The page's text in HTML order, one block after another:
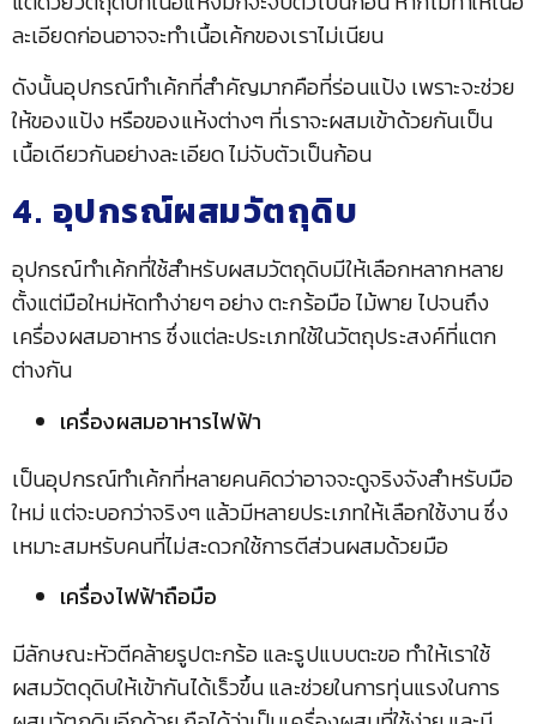
ละเอียดก่อนอาจจะทำเนื้อเค้กของเราไม่เนียน
ดังนั้นอุปกรณ์ทำเค้กที่สำคัญมากคือที่ร่อนแป้ง เพราะจะช่วย
ให้ของแป้ง หรือของแห้งต่างๆ ที่เราจะผสมเข้าด้วยกันเป็น
เนื้อเดียวกันอย่างละเอียด ไม่จับตัวเป็นก้อน
4. อุปกรณ์ผสมวัตถุดิบ
อุปกรณ์ทำเค้กที่ใช้สำหรับผสมวัตถุดิบมีให้เลือกหลากหลาย
ตั้งแต่มือใหม่หัดทำง่ายๆ อย่าง ตะกร้อมือ ไม้พาย ไปจนถึง
เครื่องผสมอาหาร ซึ่งแต่ละประเภทใช้ในวัตถุประสงค์ที่แตก
ต่างกัน
เครื่องผสมอาหารไฟฟ้า
เป็นอุปกรณ์ทำเค้กที่หลายคนคิดว่าอาจจะดูจริงจังสำหรับมือ
ใหม่ แต่จะบอกว่าจริงๆ แล้วมีหลายประเภทให้เลือกใช้งาน ซึ่ง
เหมาะสมหรับคนที่ไม่สะดวกใช้การตีส่วนผสมด้วยมือ
เครื่องไฟฟ้าถือมือ
มีลักษณะหัวตีคล้ายรูปตะกร้อ และรูปแบบตะขอ ทำให้เราใช้
ผสมวัตดุดิบให้เข้ากันได้เร็วขึ้น และช่วยในการทุ่นแรงในการ